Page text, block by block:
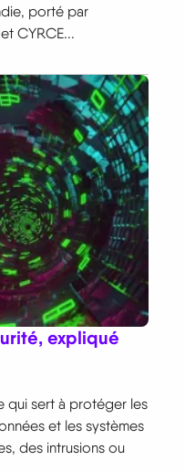
porté par
CYRCE...
expliqué
qui sert à protéger les
et les systèmes
des intrusions ou